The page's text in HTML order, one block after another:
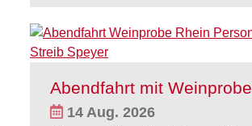
Abendfahrt mit Weinprobe
14 Aug. 2026